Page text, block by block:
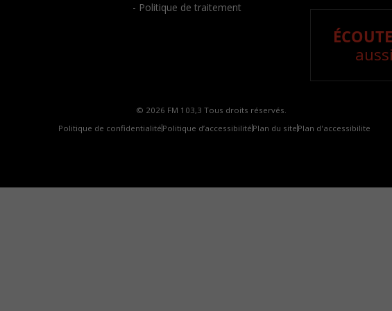
- Politique de traitement
© 2026 FM 103,3 Tous droits réservés.
Politique de confidentialité Politique d’accessibilité Plan du site Plan d'accessibilite